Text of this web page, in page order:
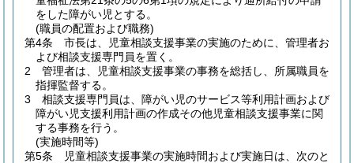
をした障がい児とする。
(職員の配置および職務)
第4条
市長は、児童相談支援事業の実施のために、管理者お
よび相談支援専門員を置く。
2
管理者は、児童相談支援事業の事務を総括し、所属職員を
指揮監督する。
3
相談支援専門員は、障がい児のサービス等利用計画および
障がい児支援利用計画の作成その他児童相談支援事業に関
する事務を行う。
(実施時間等)
第5条
児童相談支援事業の実施時間および実施日は、次のと